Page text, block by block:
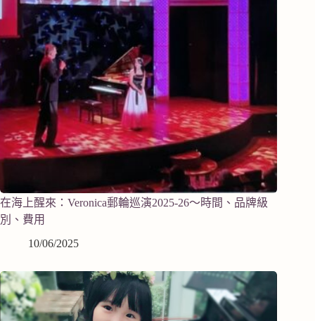
在海上醒來：Veronica郵輪巡演2025-26～時間、品牌級
別、費用
10/06/2025